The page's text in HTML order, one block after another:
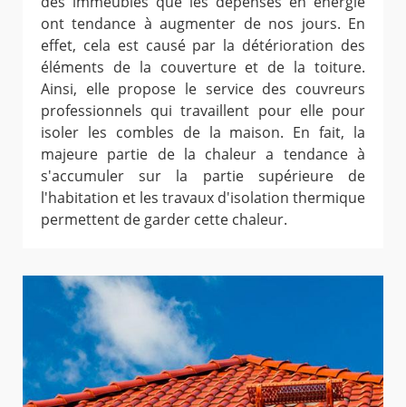
ont tendance à augmenter de nos jours. En
effet, cela est causé par la détérioration des
éléments de la couverture et de la toiture.
Ainsi, elle propose le service des couvreurs
professionnels qui travaillent pour elle pour
isoler les combles de la maison. En fait, la
majeure partie de la chaleur a tendance à
s'accumuler sur la partie supérieure de
l'habitation et les travaux d'isolation thermique
permettent de garder cette chaleur.